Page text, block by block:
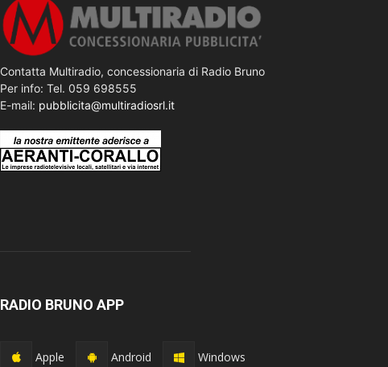
Contatta Multiradio, concessionaria di Radio Bruno
Per info: Tel. 059 698555
E-mail: pubblicita@multiradiosrl.it
RADIO BRUNO APP
Apple Android Windows